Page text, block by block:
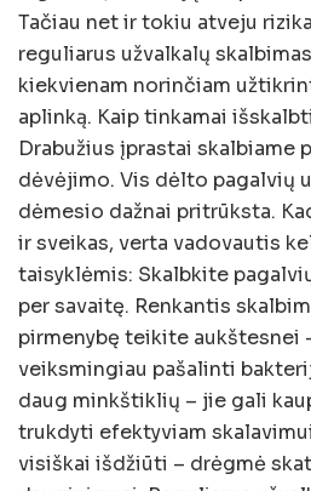
Tačiau net ir tokiu atveju
reguliarus užvalkalų
kiekvienam norinčiam
aplinką. Kaip tinkamai
Drabužius įprastai skalbiame
dėvėjimo. Vis dėlto pagalvių
dėmesio dažnai pritrūksta.
ir sveikas, verta vadovautis
taisyklėmis: Skalbkite
per savaitę. Renkantis
pirmenybę teikite aukštesnei
veiksmingiau pašalinti
daug minkštiklių – jie gali
trukdyti efektyviam
visiškai išdžiūti – drėgmė